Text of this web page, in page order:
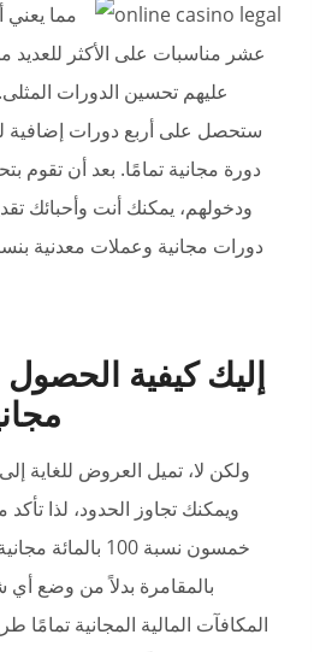
مما يعني
عشر مناسبات على الأكثر للعديد
عليهم تحسين الدورات
ستحصل على أربع دورات
دورة مجانية تمامًا. بعد أن تقوم
ودخولهم، يمكنك أنت وأحبائك
ولكن لا، تميل العروض للغاية
ويمكنك تجاوز الحدود، لذا
خمسون نسبة 100
بالمقامرة بدلاً من وضع
المكافآت المالية المجانية تمامًا